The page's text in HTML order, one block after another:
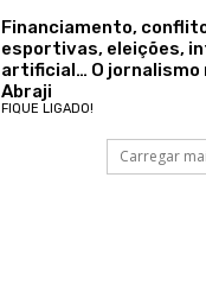
Financiamento,
esportivas, eleições,
artificial… O jornalismo
Abraji
FIQUE LIGADO!
Carregar